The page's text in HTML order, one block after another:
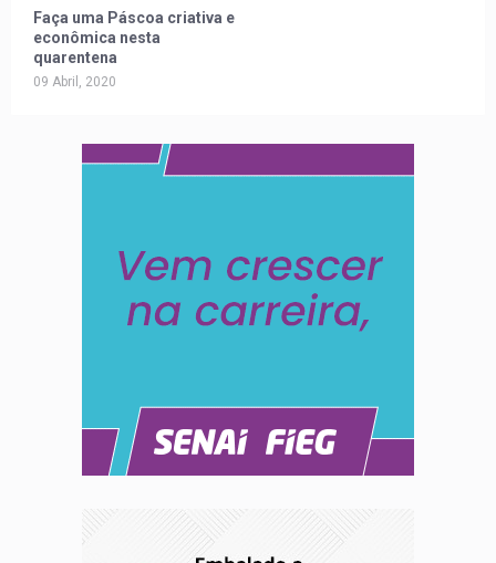
Faça uma Páscoa criativa e
econômica nesta
quarentena
09 Abril, 2020